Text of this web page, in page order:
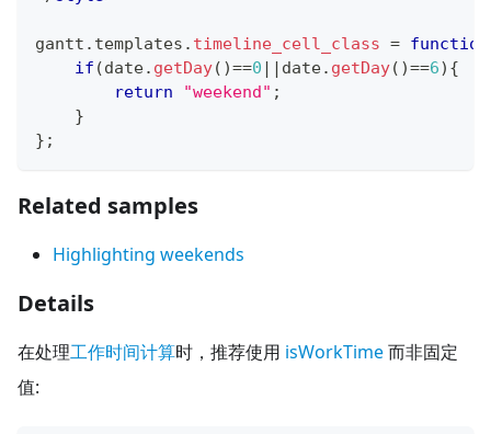
gantt . templates . timeline_cell_class = function
if (date. getDay( )==0 || date. getDay( )==6) {
return
"weekend" ;
}
} ;
Related samples
Highlighting weekends
Details
在处理工作时间计算时，推荐使用 isWorkTime而非固定
值: